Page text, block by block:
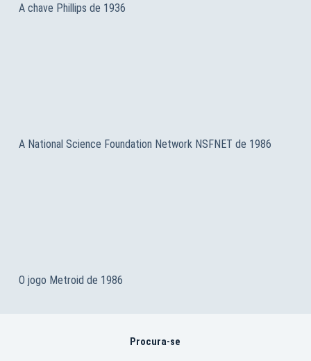
A chave Phillips de 1936
A National Science Foundation Network NSFNET de 1986
O jogo Metroid de 1986
Procura-se